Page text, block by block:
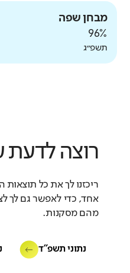
מבחן שפה
96%
תשפ״ג
רוצה לדעת
ריכזנו לך את כל
אחד, כדי לאפשר גם לך
מהם מסקנות.
נתוני תשפ"ד